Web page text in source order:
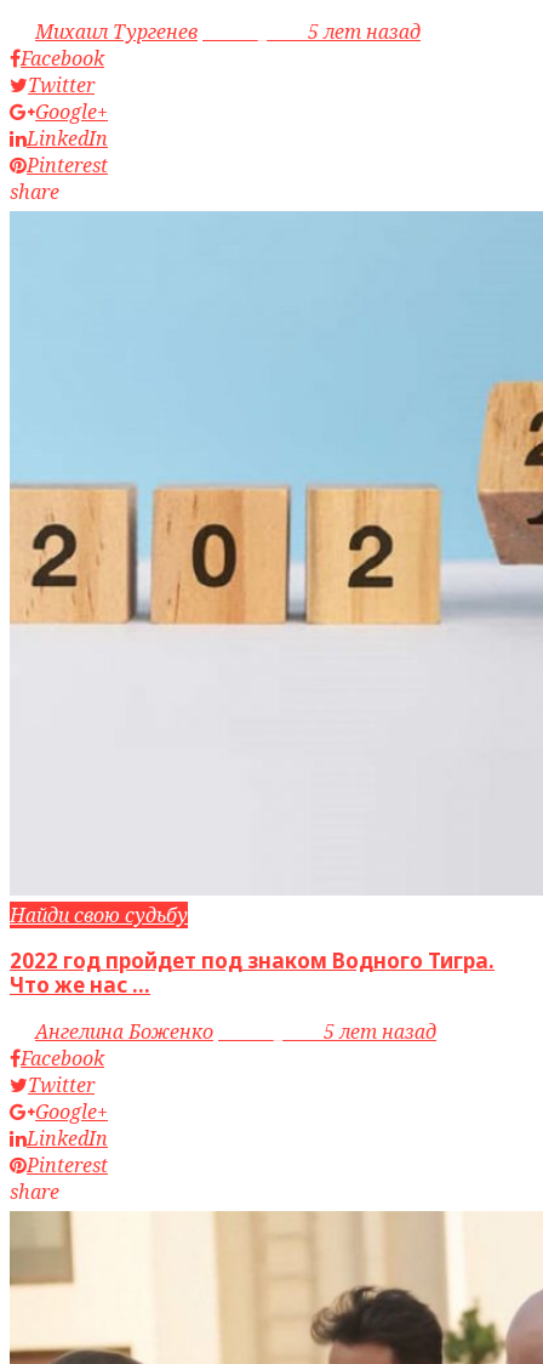
byМихаил Тургенев
5 лет назад
Facebook
Twitter
Google+
LinkedIn
Pinterest
share
Найди свою судьбу
2022 год пройдет под знаком Водного Тигра.
Что же нас ...
byАнгелина Боженко
5 лет назад
Facebook
Twitter
Google+
LinkedIn
Pinterest
share